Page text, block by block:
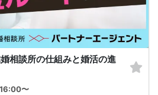
相談所の仕組みと婚活の進
〜